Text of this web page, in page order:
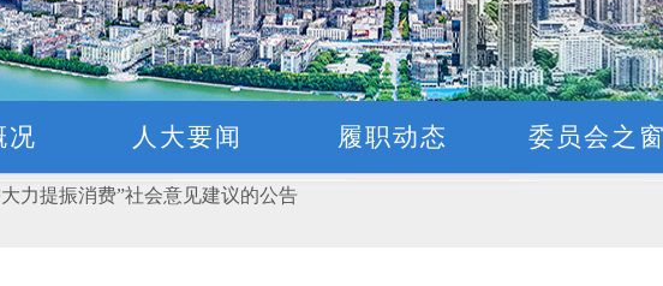
况 人大要闻 履职动态 委员会之
车场建设管理条例 （草案三审稿）》意见、建议的公告
力提振消费”社会意见建议的公告
常务委员会公告 2026年第3号